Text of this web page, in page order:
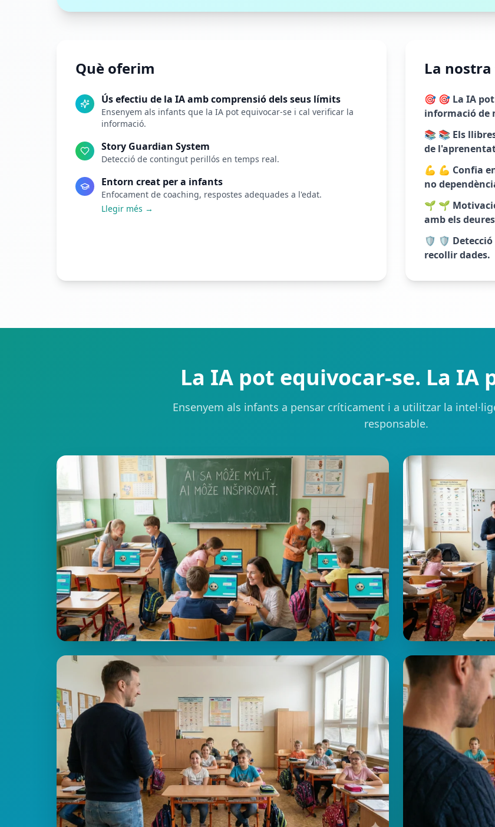
Què oferim
Ús efectiu de la IA amb comprensió dels seus límits
Ensenyem als infants que la IA pot equivocar-se i cal verificar la
informació.
Story Guardian System
Detecció de contingut perillós en temps real.
Entorn creat per a infants
Enfocament de coaching, respostes adequades a l'edat.
Llegir més →
La
🎯 🎯 La IA
informació de
📚 📚 Els
de
💪 💪 Confia
no
🌱 🌱
amb els
🛡️ 🛡️ Detecció
recollir dades.
La IA pot equivocar-se. La IA
Ensenyem als infants a pensar críticament i a utilitzar la
responsable.